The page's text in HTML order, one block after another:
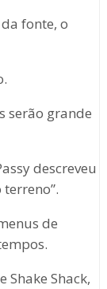
fonte, o
serão grande
descreveu
de
Shake Shack,